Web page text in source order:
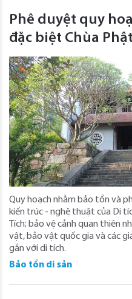
Phê duyệt quy
đặc biệt Chùa
Quy hoạch nhằm bảo tồn và
kiến trúc - nghệ thuật của Di
Tích; bảo vệ cảnh quan thiên
vật, bảo vật quốc gia và các
gắn với di tích.
Bảo tồn di sản